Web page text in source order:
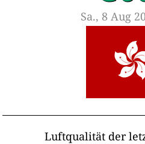
Sa., 8 Aug
Luftqualität der